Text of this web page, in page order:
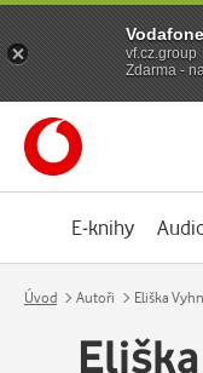
E-knihy
Úvod Autoři Eliška
vf.cz.group
Zdarma -